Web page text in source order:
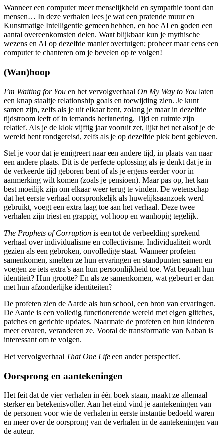
Wanneer een computer meer menselijkheid en sympathie toont dan
mensen… In deze verhalen lees je wat een pratende muur en
Kunstmatige Intelligentie gemeen hebben, en hoe AI en goden een
aantal overeenkomsten delen. Want blijkbaar kun je mythische
wezens en AI op dezelfde manier overtuigen; probeer maar eens een
computer te chanteren om je bevelen op te volgen!
(Wan)hoop
I’m Waiting for You en het vervolgverhaal On My Way to You laten
een knap staaltje relationship goals en toewijding zien. Je kunt
samen zijn, zelfs als je uit elkaar bent, zolang je maar in dezelfde
tijdstroom leeft of in iemands herinnering. Tijd en ruimte zijn
relatief. Als je de klok vijftig jaar vooruit zet, lijkt het net alsof je de
wereld bent rondgereisd, zelfs als je op dezelfde plek bent gebleven.
Stel je voor dat je emigreert naar een andere tijd, in plaats van naar
een andere plaats. Dit is de perfecte oplossing als je denkt dat je in
de verkeerde tijd geboren bent of als je ergens eerder voor in
aanmerking wilt komen (zoals je pensioen). Maar pas op, het kan
best moeilijk zijn om elkaar weer terug te vinden. De wetenschap
dat het eerste verhaal oorspronkelijk als huwelijksaanzoek werd
gebruikt, voegt een extra laag toe aan het verhaal. Deze twee
verhalen zijn triest en grappig, vol hoop en wanhopig tegelijk.
The Prophets of Corruption is een tot de verbeelding sprekend
verhaal over individualisme en collectivisme. Individualiteit wordt
gezien als een gebroken, onvolledige staat. Wanneer profeten
samenkomen, smelten ze hun ervaringen en standpunten samen en
voegen ze iets extra’s aan hun persoonlijkheid toe. Wat bepaalt hun
identiteit? Hun grootte? En als ze samenkomen, wat gebeurt er dan
met hun afzonderlijke identiteiten?
De profeten zien de Aarde als hun school, een bron van ervaringen.
De Aarde is een volledig functionerende wereld met eigen glitches,
patches en gerichte updates. Naarmate de profeten en hun kinderen
meer ervaren, veranderen ze. Vooral de transformatie van Naban is
interessant om te volgen.
Het vervolgverhaal That One Life een ander perspectief.
Oorsprong en aantekeningen
Het feit dat de vier verhalen in één boek staan, maakt ze allemaal
sterker en betekenisvoller. Aan het eind vind je aantekeningen van
de personen voor wie de verhalen in eerste instantie bedoeld waren
en meer over de oorsprong van de verhalen in de aantekeningen van
de auteur.